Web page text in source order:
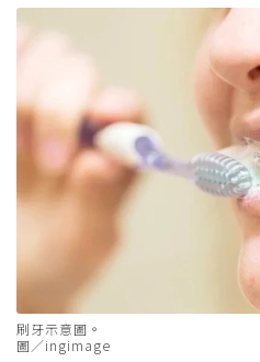
刷牙示意圖。
圖／ingimage